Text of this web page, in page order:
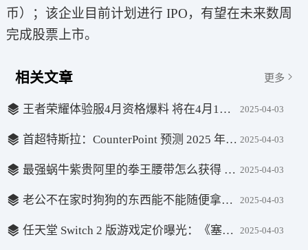
币）；该企业目前计划进行 IPO，有望在未来数周
完成股票上市。
相关文章 更多
王者荣耀体验服4月资格爆料 将在4月1日开启 2025-04-03
首超特斯拉：CounterPoint 预测 2025 年比亚迪 15.7% 登顶全球纯电汽车市场 2025-04-03
最强蜗牛紫贵阿里的拳王腰带怎么获得 紫贵阿里的拳王腰带获取攻略 2025-04-03
老公不在家时狗狗的东西能不能随便拿？不同家庭的经验与看法分享：如何避免家庭矛盾 2025-04-03
任天堂 Switch 2 版游戏定价曝光：《塞尔达传说：王国之泪》等售 80 美元 2025-04-03